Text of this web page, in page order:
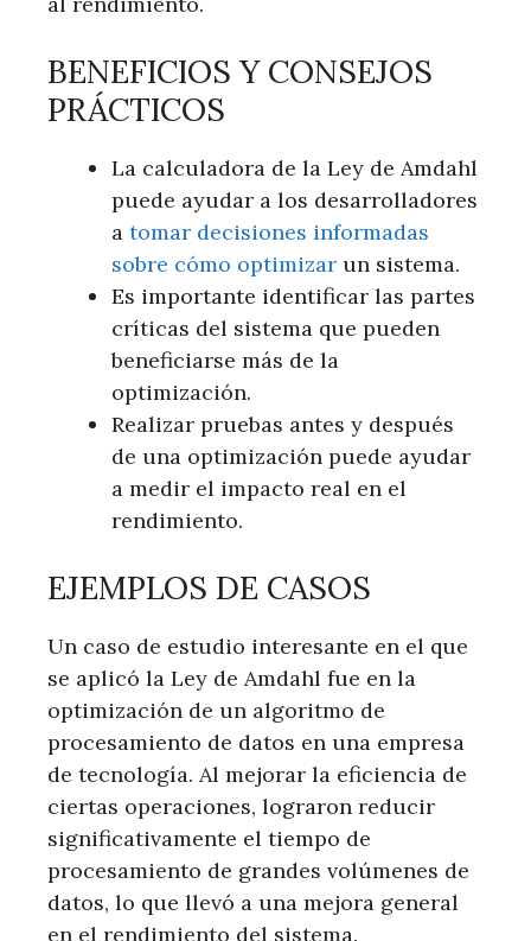
BENEFICIOS Y CONSEJOS
PRÁCTICOS
La calculadora de la Ley de Amdahl
puede ayudar a los desarrolladores
a tomar decisiones informadas
sobre cómo optimizar un sistema.
Es importante identificar las partes
críticas del sistema que pueden
beneficiarse más de la
optimización.
Realizar pruebas antes y después
de una optimización puede ayudar
a medir el impacto real en el
rendimiento.
EJEMPLOS DE CASOS
Un caso de estudio interesante en el que
se aplicó la Ley de Amdahl fue en la
optimización de un algoritmo de
procesamiento de datos en una empresa
de tecnología. Al mejorar la eficiencia de
ciertas operaciones, lograron reducir
significativamente el tiempo de
procesamiento de grandes volúmenes de
datos, lo que llevó a una mejora general
en el rendimiento del sistema.